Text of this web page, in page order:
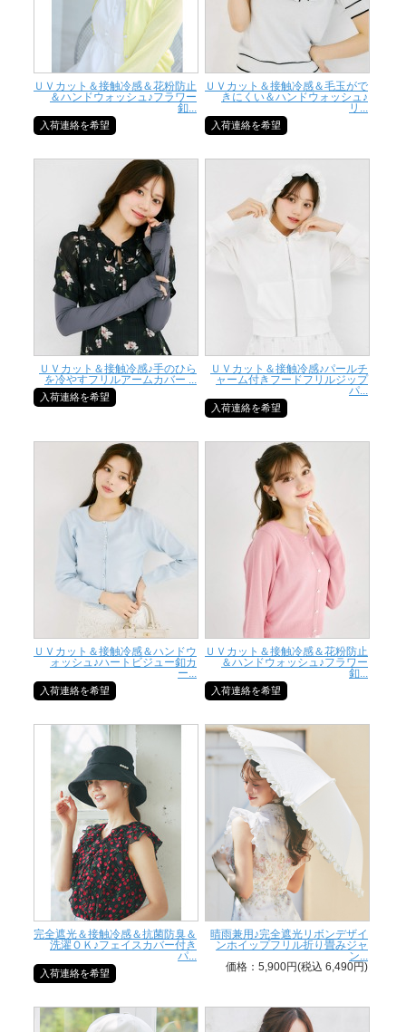
ＵＶカット＆接触冷感＆花粉防止
＆ハンドウォッシュ♪フラワー
釦...
入荷連絡を希望
ＵＶカット＆接触冷感＆毛玉がで
きにくい＆ハンドウォッシュ♪
リ...
入荷連絡を希望
ＵＶカット＆接触冷感♪手のひら
を冷やすフリルアームカバー ...
入荷連絡を希望
ＵＶカット＆接触冷感♪パールチ
ャーム付きフードフリルジップ
パ...
入荷連絡を希望
ＵＶカット＆接触冷感＆ハンドウ
ォッシュ♪ハートビジュー釦カ
ー...
入荷連絡を希望
ＵＶカット＆接触冷感＆花粉防止
＆ハンドウォッシュ♪フラワー
釦...
入荷連絡を希望
完全遮光＆接触冷感＆抗菌防臭＆
洗濯ＯＫ♪フェイスカバー付き
パ...
入荷連絡を希望
晴雨兼用♪完全遮光リボンデザイ
ンホイップフリル折り畳みジャ
ン...
価格：5,900円(税込 6,490円)